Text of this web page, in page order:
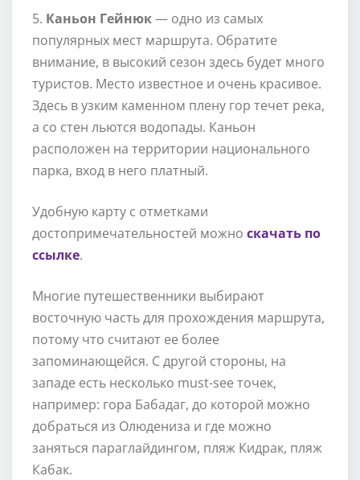
5. Каньон Гейнюк— одно из самых
популярных мест маршрута. Обратите
внимание, в высокий сезон здесь будет много
туристов. Место известное и очень красивое.
Здесь в узким каменном плену гор течет река,
а со стен льются водопады. Каньон
расположен на территории национального
парка, вход в него платный.
Удобную карту с отметками
достопримечательностей можно скачать по
ссылке.
Многие путешественники выбирают
восточную часть для прохождения маршрута,
потому что считают ее более
запоминающейся. С другой стороны, на
западе есть несколько must-see точек,
например: гора Бабадаг, до которой можно
добраться из Олюдениза и где можно
заняться параглайдингом, пляж Кидрак, пляж
Кабак.